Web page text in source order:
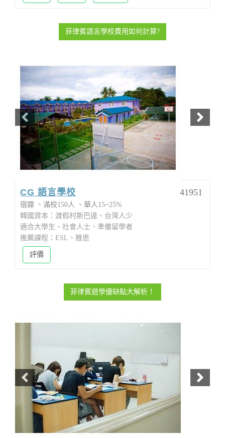
菲律賓語言學校費用如何計算?
CG 語言學校 41951
宿霧 滿校150人
華人15~25%
韓國資本：渡假村斯巴達、台灣人少
適合大學生、社會人士、準備留學者
推薦課程：ESL、雅思
評價
菲律賓遊學優缺點大解析！